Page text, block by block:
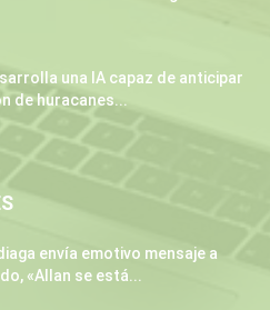
una IA capaz de anticipar
de huracanes...
envía emotivo mensaje a
«Allan se está...